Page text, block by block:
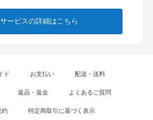
サービスの詳細はこちら
ド お支払い 配送・送料
返品・返金 よくあるご質問
約 特定商取引に基づく表示